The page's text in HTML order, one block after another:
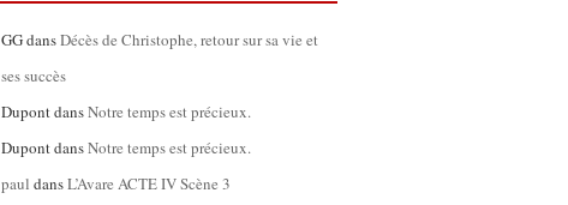
GGdansDécès de Christophe, retour sur sa vie et
ses succès
DupontdansNotre temps est précieux.
DupontdansNotre temps est précieux.
paul dansL’Avare ACTE IV Scène 3